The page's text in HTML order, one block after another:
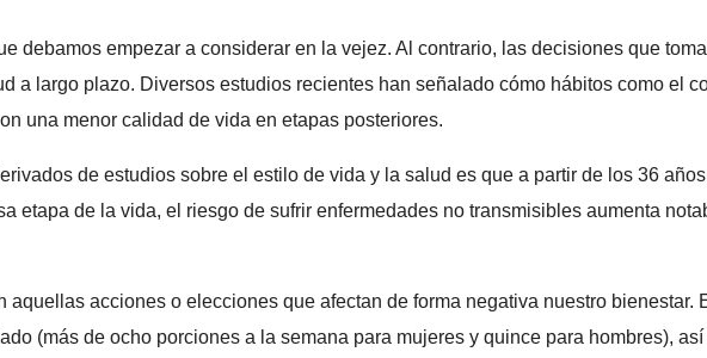
debamos empezar a considerar en la vejez. Al contrario, las decisiones que
a largo plazo. Diversos estudios recientes han señalado cómo hábitos como el
una menor calidad de vida en etapas posteriores.
de estudios sobre el estilo de vida y la salud es que a partir de los 36
etapa de la vida, el riesgo de sufrir enfermedades no transmisibles aumenta
aquellas acciones o elecciones que afectan de forma negativa nuestro
(más de ocho porciones a la semana para mujeres y quince para hombres),